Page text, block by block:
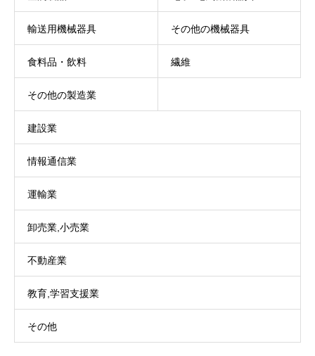
輸送用機械器具 その他の機械器具
食料品・飲料 繊維
その他の製造業
建設業
情報通信業
運輸業
卸売業,小売業
不動産業
教育,学習支援業
その他